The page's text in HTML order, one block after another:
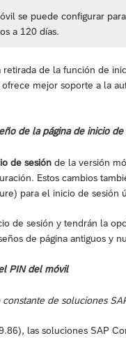
se puede configurar
a 120 días.
de la función de
mejor soporte a la
de la página de inicio de
de sesión de la versión
Estos cambios
para el inicio de sesión
de sesión y tendrán la
de página antiguos y
PIN del móvil
de soluciones
las soluciones SAP